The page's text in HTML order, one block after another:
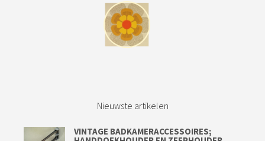
Nieuwste artikelen
VINTAGE BADKAMERACCESSOIRES;